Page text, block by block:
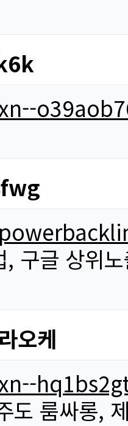
, 구글 상위
오케
도 룸싸롱,